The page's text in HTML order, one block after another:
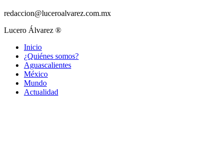
redaccion@luceroalvarez.com.mx
Lucero Álvarez ®
Inicio
¿Quiénes somos?
Aguascalientes
México
Mundo
Actualidad